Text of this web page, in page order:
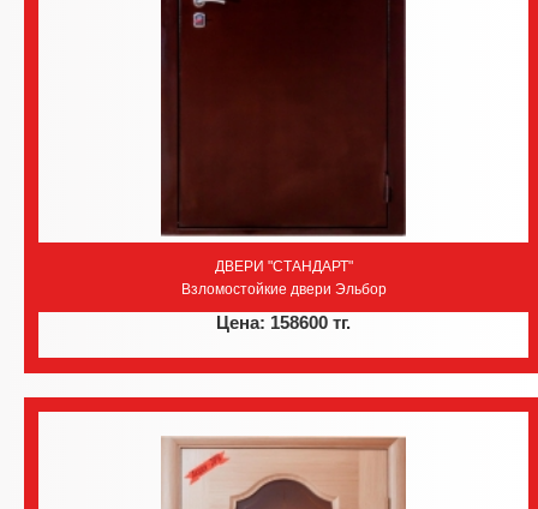
ДВЕРИ "СТАНДАРТ"
Взломостойкие двери Эльбор
Цена: 158600 тг.